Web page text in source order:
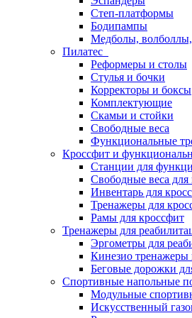
Степ-платформы
Бодипампы
Медболы,
Пилатес
Реформеры и столы
Стулья и бочки
Корректоры и боксы
Комплектующие
Скамьи и стойки
Свободные веса
Функциональные
Кроссфит и
Станции для
Свободные веса для
Инвентарь для
Тренажеры для
Рамы для кроссфит
Тренажеры для
Эргометры для
Кинезио
Беговые дорожки
Спортивные напольные
Модульные
Искусственный